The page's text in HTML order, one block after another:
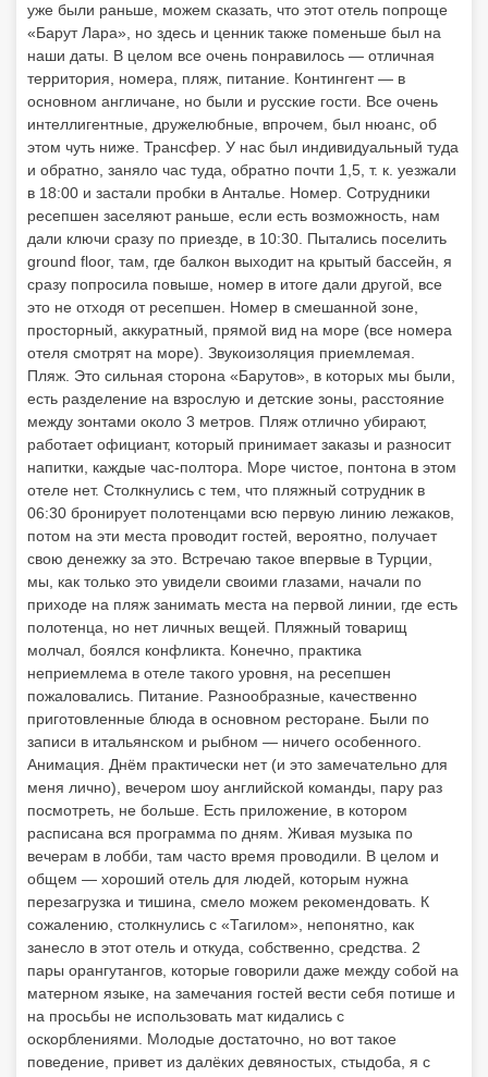
уже были раньше, можем сказать, что этот отель попроще
«Барут Лара», но здесь и ценник также поменьше был на
наши даты. В целом все очень понравилось — отличная
территория, номера, пляж, питание. Контингент — в
основном англичане, но были и русские гости. Все очень
интеллигентные, дружелюбные, впрочем, был нюанс, об
этом чуть ниже. Трансфер. У нас был индивидуальный туда
и обратно, заняло час туда, обратно почти 1,5, т. к. уезжали
в 18:00 и застали пробки в Анталье. Номер. Сотрудники
ресепшен заселяют раньше, если есть возможность, нам
дали ключи сразу по приезде, в 10:30. Пытались поселить
ground floor, там, где балкон выходит на крытый бассейн, я
сразу попросила повыше, номер в итоге дали другой, все
это не отходя от ресепшен. Номер в смешанной зоне,
просторный, аккуратный, прямой вид на море (все номера
отеля смотрят на море). Звукоизоляция приемлемая.
Пляж. Это сильная сторона «Барутов», в которых мы были,
есть разделение на взрослую и детские зоны, расстояние
между зонтами около 3 метров. Пляж отлично убирают,
работает официант, который принимает заказы и разносит
напитки, каждые час-полтора. Море чистое, понтона в этом
отеле нет. Столкнулись с тем, что пляжный сотрудник в
06:30 бронирует полотенцами всю первую линию лежаков,
потом на эти места проводит гостей, вероятно, получает
свою денежку за это. Встречаю такое впервые в Турции,
мы, как только это увидели своими глазами, начали по
приходе на пляж занимать места на первой линии, где есть
полотенца, но нет личных вещей. Пляжный товарищ
молчал, боялся конфликта. Конечно, практика
неприемлема в отеле такого уровня, на ресепшен
пожаловались. Питание. Разнообразные, качественно
приготовленные блюда в основном ресторане. Были по
записи в итальянском и рыбном — ничего особенного.
Анимация. Днём практически нет (и это замечательно для
меня лично), вечером шоу английской команды, пару раз
посмотреть, не больше. Есть приложение, в котором
расписана вся программа по дням. Живая музыка по
вечерам в лобби, там часто время проводили. В целом и
общем — хороший отель для людей, которым нужна
перезагрузка и тишина, смело можем рекомендовать. К
сожалению, столкнулись с «Тагилом», непонятно, как
занесло в этот отель и откуда, собственно, средства. 2
пары орангутангов, которые говорили даже между собой на
матерном языке, на замечания гостей вести себя потише и
на просьбы не использовать мат кидались с
оскорблениями. Молодые достаточно, но вот такое
поведение, привет из далёких девяностых, стыдоба, я с